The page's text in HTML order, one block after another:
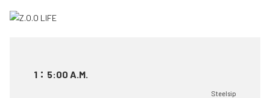
1 ： 5:00 A.M.
Steelsip